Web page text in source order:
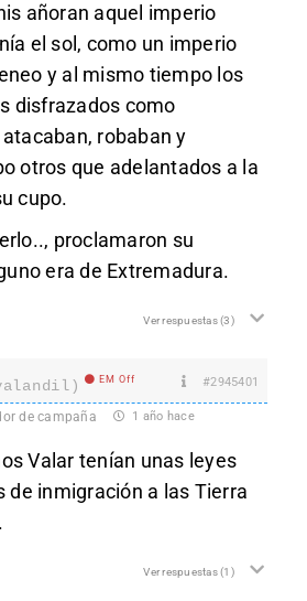
añoran aquel imperio
el sol, como un imperio
y al mismo tiempo los
disfrazados como
robaban y
otros que adelantados a la
cupo.
proclamaron su
era de Extremadura.
Ver respuestas(3)
EM Off #2945401
de campaña 1 año hace
Valar tenían unas leyes
de inmigración a las Tierra
Ver respuestas(1)